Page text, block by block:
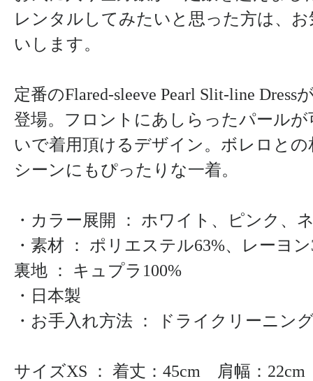
レンタルしてみたいと思った方は、
いします。
定番のFlared-sleeve Pearl Slit-line Dress
登場。フロントにあしらったパール
いで着用頂けるデザイン。ボレロと
シーンにもぴったりな一着。
・カラー展開 ： ホワイト、ピンク、
・素材 ： ポリエステル63%、レー
裏地 ： キュプラ100%
・日本製
・お手入れ方法 ： ドライクリーニン
サイズXS ： 着丈：45cm 肩幅：